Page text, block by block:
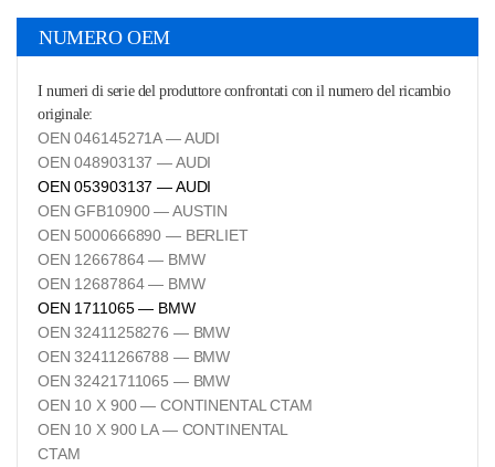
NUMERO OEM
I numeri di serie del produttore confrontati con il numero del ricambio
originale:
OEN 046145271A — AUDI
OEN 048903137 — AUDI
OEN 053903137 — AUDI
OEN GFB10900 — AUSTIN
OEN 5000666890 — BERLIET
OEN 12667864 — BMW
OEN 12687864 — BMW
OEN 1711065 — BMW
OEN 32411258276 — BMW
OEN 32411266788 — BMW
OEN 32421711065 — BMW
OEN 10 X 900 — CONTINENTAL CTAM
OEN 10 X 900 LA — CONTINENTAL
CTAM